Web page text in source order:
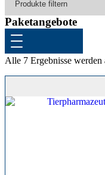
Paketangebote
Alle 7 Ergebnisse werden